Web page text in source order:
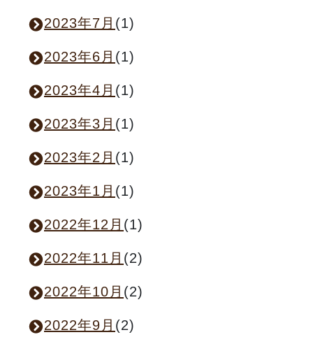
2023年7月 (1)
2023年6月 (1)
2023年4月 (1)
2023年3月 (1)
2023年2月 (1)
2023年1月 (1)
2022年12月 (1)
2022年11月 (2)
2022年10月 (2)
2022年9月 (2)